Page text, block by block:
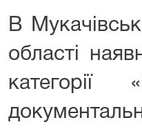
В
області